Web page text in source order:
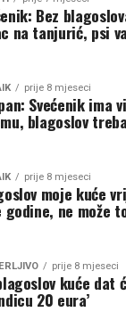
Bez
na tanjurić, psi
prije 8 mjeseci
Svećenik ima
blagoslov
prije 8 mjeseci
moje kuće
godine, ne može
prije 8 mjeseci
kuće dat
20 eura’